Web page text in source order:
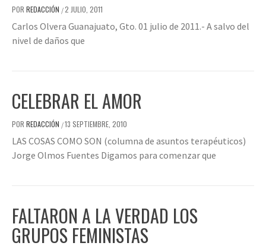
POR REDACCIÓN /2 JULIO, 2011
Carlos Olvera Guanajuato, Gto. 01 julio de 2011.- A salvo del
nivel de daños que
CELEBRAR EL AMOR
POR REDACCIÓN /13 SEPTIEMBRE, 2010
LAS COSAS COMO SON (columna de asuntos terapéuticos)
Jorge Olmos Fuentes Digamos para comenzar que
FALTARON A LA VERDAD LOS
GRUPOS FEMINISTAS